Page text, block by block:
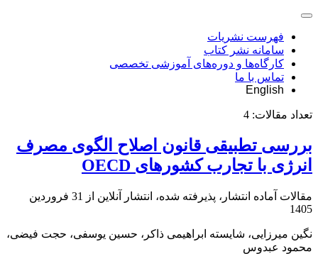
فهرست نشریات
سامانه نشر کتاب
کارگاه‌ها و دوره‌های آموزشی تخصصی
تماس با ما
English
تعداد مقالات: 4
بررسی تطبیقی قانون اصلاح الگوی مصرف
انرژی با تجارب کشورهای OECD
مقالات آماده انتشار، پذیرفته شده، انتشار آنلاین از
31 فروردین
1405
نگین میرزایی، شایسته ابراهیمی ذاکر، حسین یوسفی، حجت فیضی،
محمود عبدوس